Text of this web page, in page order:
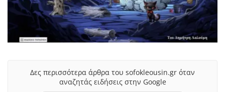
Δες περισσότερα άρθρα του sofokleousin.gr όταν
αναζητάς ειδήσεις στην Google